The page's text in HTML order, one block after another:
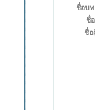
ชื่อบ
ชื่
ชื่อ